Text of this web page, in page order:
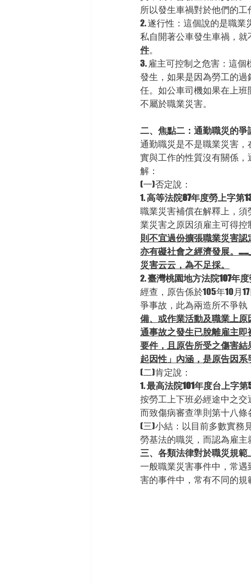
所以發生車禍對於他們的工
2. 遂行性：這個說的是職業
私自開著公車發生車禍，就
件。
3. 雇主可控制之危害：這
發生，如果是因為勞工的
任。如公車司機如果在上
不屬於職業災害。
二、焦點二：通勤職災的爭
通勤職災是不是職業災害
實與工作的性質沒有關係
解：
(一)否定說：
1. 高等法院87年度勞上字第
職業災害補償在解釋上，
業災害之原因須雇主可得控
則不宜過份擴張職業災害
亦有礙社會之經濟發展。
災害云云，為不足採。
2. 臺灣桃園地方法院107年
經查，原告係於105年10月
爭事故，此為兩造所不爭執
備、或作業活動及職業上
通事故之發生已脫離雇主
要件，且原告所受之傷害
起因性」內涵，是原告因系
(二)肯定說：
1. 最高法院101年度台上字第
按勞工上下班必經途中之
而致傷病審查準則第十八條
(三)小結：以目前多數實務
勞基法的職災，而認為雇主
三、各類法律對於職災規範
一般職業災害事件中，常
害的事件中，常有不同的規